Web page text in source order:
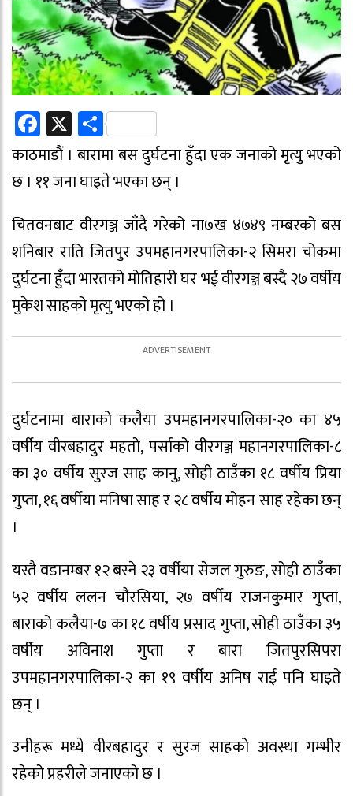
Facebook
X Share
काठमाडौं । बारामा बस दुर्घटना हुँदा एक जनाको मृत्यु भएको
छ । ११ जना घाइते भएका छन् ।
चितवनबाट वीरगञ्ज जाँदै गरेको ना७ख ४७४९ नम्बरको बस
शनिबार राति जितपुर उपमहानगरपालिका-२ सिमरा चोकमा
दुर्घटना हुँदा भारतको मोतिहारी घर भई वीरगञ्ज बस्दै २७ वर्षीय
मुकेश साहको मृत्यु भएको हो ।
दुर्घटनामा बाराको कलैया उपमहानगरपालिका-२० का ४५
वर्षीय वीरबहादुर महतो, पर्साको वीरगञ्ज महानगरपालिका-८
का ३० वर्षीय सुरज साह कानु, सोही ठाउँका १८ वर्षीय प्रिया
गुप्ता, १६ वर्षीया मनिषा साह र २८ वर्षीय मोहन साह रहेका छन्
।
यस्तै वडानम्बर १२ बस्ने २३ वर्षीया सेजल गुरुङ, सोही ठाउँका
५२ वर्षीय ललन चौरसिया, २७ वर्षीय राजनकुमार गुप्ता,
बाराको कलैया-७ का १८ वर्षीय प्रसाद गुप्ता, सोही ठाउँका ३५
वर्षीय अविनाश गुप्ता र बारा जितपुरसिपरा
उपमहानगरपालिका-२ का १९ वर्षीय अनिष राई पनि घाइते
छन् ।
उनीहरू मध्ये वीरबहादुर र सुरज साहको अवस्था गम्भीर
रहेको प्रहरीले जनाएको छ ।